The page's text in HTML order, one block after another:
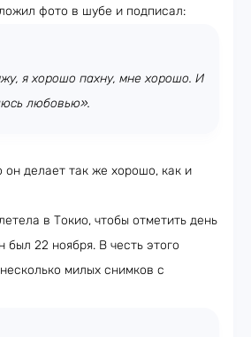
фото в шубе и подписал:
я хорошо пахну, мне хорошо. И
любовью».
он делает так же хорошо, как и
в Токио, чтобы отметить день
был 22 ноября. В честь этого
милых снимков с